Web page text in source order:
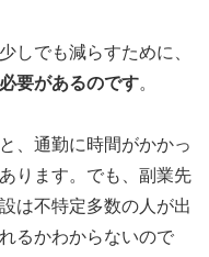
しでも減らすために、
要があるのです。
、通勤に時間がかかっ
ります。でも、副業先
は不特定多数の人が出
るかわからないので